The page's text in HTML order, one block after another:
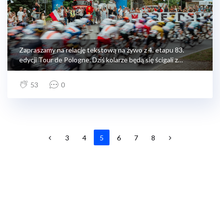
Zapraszamy na relację tekstową na żywo z 4. etapu 83.
edycji Tour de Pologne. Dziś kolarze będą się ścigali z
Żagania do Karpacza, a zatem wjeżdżamy w góry!
53
0
3 4 5 6 7 8